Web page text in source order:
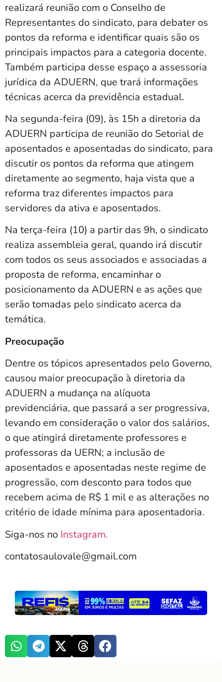
realizará reunião com o Conselho de
Representantes do sindicato, para debater os
pontos da reforma e identificar quais são os
principais impactos para a categoria docente.
Também participa desse espaço a assessoria
jurídica da ADUERN, que trará informações
técnicas acerca da previdência estadual.
Na segunda-feira (09), às 15h a diretoria da
ADUERN participa de reunião do Setorial de
aposentados e aposentadas do sindicato, para
discutir os pontos da reforma que atingem
diretamente ao segmento, haja vista que a
reforma traz diferentes impactos para
servidores da ativa e aposentados.
Na terça-feira (10) a partir das 9h, o sindicato
realiza assembleia geral, quando irá discutir
com todos os seus associados e associadas a
proposta de reforma, encaminhar o
posicionamento da ADUERN e as ações que
serão tomadas pelo sindicato acerca da
temática.
Preocupação
Dentre os tópicos apresentados pelo Governo,
causou maior preocupação à diretoria da
ADUERN a mudança na alíquota
previdenciária, que passará a ser progressiva,
levando em consideração o valor dos salários,
o que atingirá diretamente professores e
professoras da UERN; a inclusão de
aposentados e aposentadas neste regime de
progressão, com desconto para todos que
recebem acima de R$ 1 mil e as alterações no
critério de idade mínima para aposentadoria.
Siga-nos no Instagram.
contatosaulovale@gmail.com